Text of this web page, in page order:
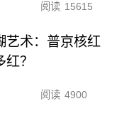
阅读 15615
艺术：普京核红
？
阅读 4900